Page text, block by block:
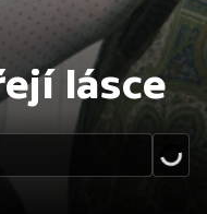
lásce